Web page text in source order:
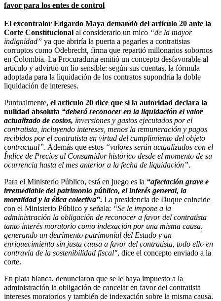
favor para los entes de control
El excontralor Edgardo Maya demandó del artículo 20 ante la
Corte Constitucional al considerarlo un mico “de la mayor
indignidad” ya que abriría la puerta a pagarles a contratistas
corruptos como Odebrecht, firma que repartió millonarios sobornos
en Colombia. La Procuraduría emitió un concepto desfavorable al
artículo y advirtió un lío sensible: según sus cuentas, la fórmula
adoptada para la liquidación de los contratos supondría la doble
liquidación de intereses.
Puntualmente, el artículo 20 dice que si la autoridad declara la
nulidad absoluta “deberá reconocer en la liquidación el valor
actualizado de costos, inversiones y gastos ejecutados por el
contratista, incluyendo intereses, menos la remuneración y pagos
recibidos por el contratista en virtud del cumplimiento del objeto
contractual”. Además que estos “valores serán actualizados con el
Índice de Precios al Consumidor histórico desde el momento de su
ocurrencia hasta el mes anterior a la fecha de liquidación”.
Para el Ministerio Público, está en juego es la “afectación grave e
irremediable del patrimonio público, el interés general, la
moralidad y la ética colectiva”. La presidencia de Duque coincide
con el Ministerio Público y señala: “Se le impone a la
administración la obligación de reconocer a favor del contratista
tanto interés moratorio como indexación por una misma causa,
generando un detrimento patrimonial del Estado y un
enriquecimiento sin justa causa a favor del contratista, todo ello en
contravía de la sostenibilidad fiscal", dice el concepto enviado a la
corte.
En plata blanca, denunciaron que se le haya impuesto a la
administración la obligación de cancelar en favor del contratista
intereses moratorios y también de indexación sobre la misma causa.